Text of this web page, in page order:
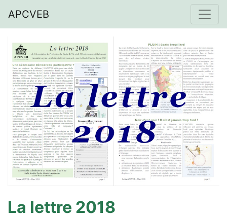
APCVEB
La lettre 2018